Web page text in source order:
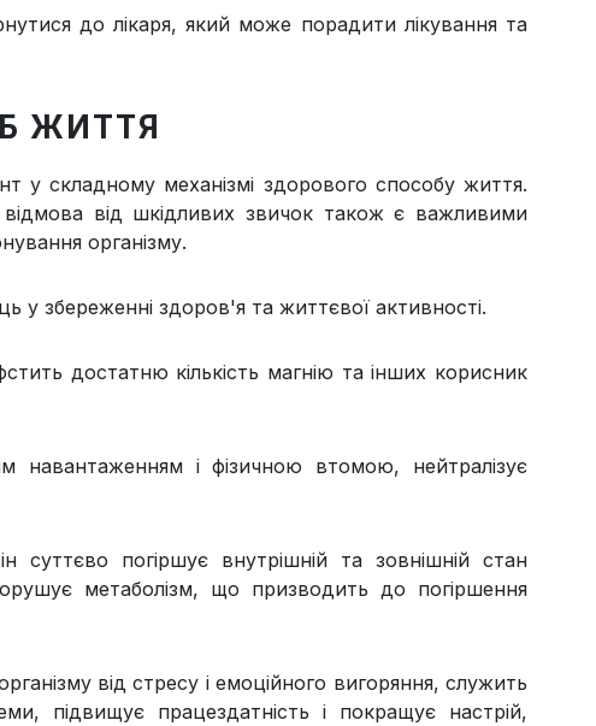
до лікаря, який може порадити лікування та
ЖИТТЯ
складному механізмі здорового способу життя.
від шкідливих звичок також є важливими
організму.
у збереженні здоров'я та життєвої активності.
достатню кількість магнію та інших корисник
навантаженням і фізичною втомою, нейтралізує
суттєво погіршує внутрішній та зовнішній стан
метаболізм, що призводить до погіршення
від стресу і емоційного вигоряння, служить
підвищує працездатність і покращує настрій,